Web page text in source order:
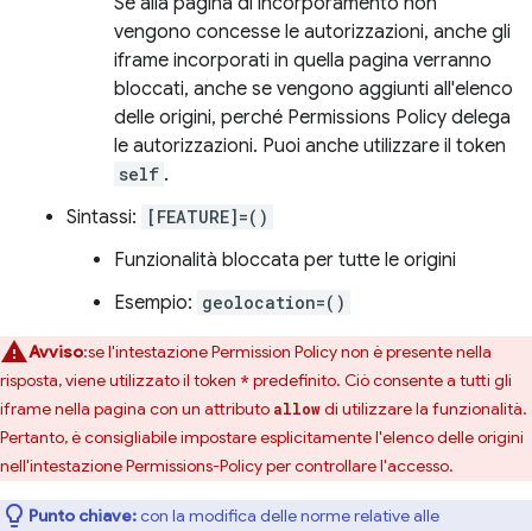
vengono concesse le autorizzazioni, anche gli
iframe incorporati in quella pagina verranno
bloccati, anche se vengono aggiunti all'elenco
delle origini, perché Permissions Policy delega
le autorizzazioni. Puoi anche utilizzare il token
self .
Sintassi:
[FEATURE]=()
Funzionalità bloccata per tutte le origini
Esempio: geolocation=()
Avviso:se l'intestazione Permission Policy non è presente nella
risposta, viene utilizzato il token * predefinito. Ciò consente a tutti gli
iframe nella pagina con un attributo allowdi utilizzare la funzionalità.
Pertanto, è consigliabile impostare esplicitamente l'elenco delle origini
nell'intestazione Permissions-Policy per controllare l'accesso.
Punto chiave:con la modifica delle norme relative alle